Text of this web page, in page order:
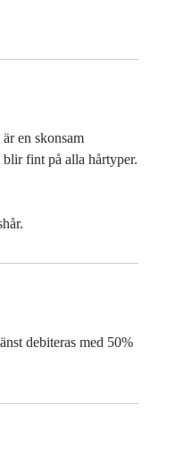
en skonsam
fint på alla hårtyper.
debiteras med 50%